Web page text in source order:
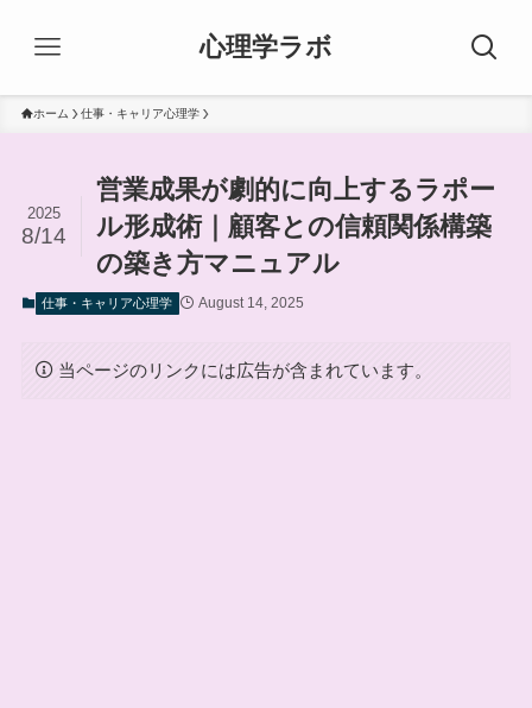
心理学ラボ
ホーム 仕事・キャリア心理学
営業成果が劇的に向上するラポー
ル形成術｜顧客との信頼関係構築
の築き方マニュアル
2025
8/14
仕事・キャリア心理学 August 14, 2025
当ページのリンクには広告が含まれています。